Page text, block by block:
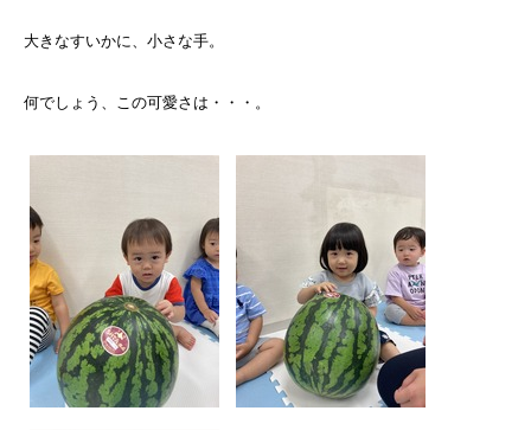
大きなすいかに、小さな手。
何でしょう、この可愛さは・・・。